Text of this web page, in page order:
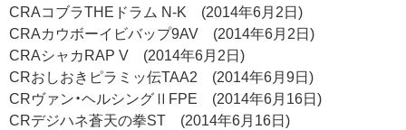
CRAコブラTHEドラム N-K (2014年6月2日)
CRAカウボーイビバップ9AV (2014年6月2日)
CRAシャカRAP V (2014年6月2日)
CRおしおきピラミッ伝TAA2 (2014年6月9日)
CRヴァン・ヘルシングⅡFPE (2014年6月16日)
CRデジハネ蒼天の拳ST (2014年6月16日)